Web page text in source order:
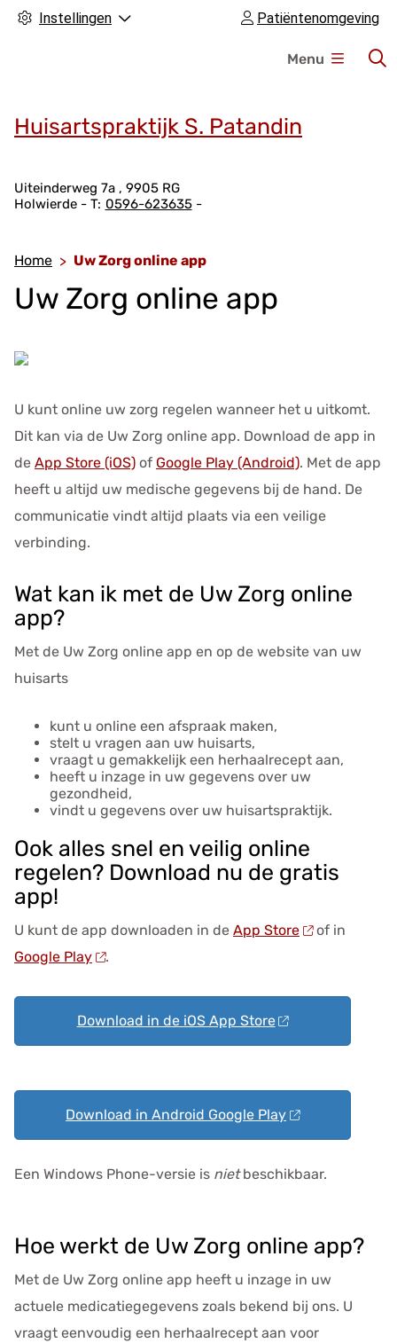
Instellingen Patiëntenomgeving
Huisartspraktijk S. Patandin
f
d
Menu
A
d
e
g
g
e
e
n
s
Uiteinderweg 7a
9905 RG
Holwierde
0596-623635
Home Uw Zorg online app
Uw Zorg online app
U kunt online uw zorg regelen wanneer het u uitkomt.
Dit kan via de Uw Zorg online app. Download de app in
de App Store (iOS) of Google Play (Android). Met de app
heeft u altijd uw medische gegevens bij de hand. De
communicatie vindt altijd plaats via een veilige
verbinding.
Wat kan ik met de Uw Zorg online
app?
Met de Uw Zorg online app en op de website van uw
huisarts
kunt u online een afspraak maken,
stelt u vragen aan uw huisarts,
vraagt u gemakkelijk een herhaalrecept aan,
heeft u inzage in uw gegevens over uw
gezondheid,
vindt u gegevens over uw huisartspraktijk.
Ook alles snel en veilig online
regelen? Download nu de gratis
app!
U kunt de app downloaden in de App Store
of in
Google Play
.
Download in de iOS App Store
Download in Android Google Play
Een Windows Phone-versie is nietbeschikbaar.
Hoe werkt de Uw Zorg online app?
Met de Uw Zorg online app heeft u inzage in uw
actuele medicatiegegevens zoals bekend bij ons. U
vraagt eenvoudig een herhaalrecept aan voor